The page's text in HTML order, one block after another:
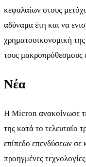
κεφαλαίων στους
αδύναμα έτη και να
χρηματοοικονομική της
τους μακροπρόθεσμους
Νέα
Η Micron ανακοίνωσε
της κατά το τελευταίο
επίπεδο επενδύσεων σε
προηγμένες